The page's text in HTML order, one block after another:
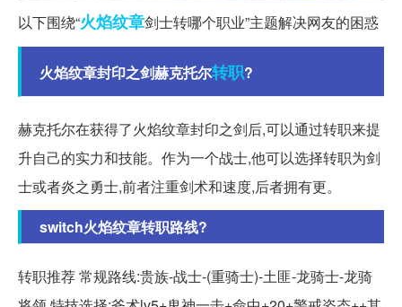
以下围绕“火焰纹章剑士转哪个职业”主题解决网友的困惑
火焰纹章封印之剑赫克托尔转职?
赫克托尔在获得了火焰纹章封印之剑后,可以通过转职来提
升自己的实力和技能。作为一个战士,他可以选择转职为剑
士或者炎之勇士,前者注重剑术和速度,后者拥有更。
switch火焰纹章转职路线?
转职推荐 常规路线:贵族-战士-(重骑士)-土匪-龙骑士-龙骑